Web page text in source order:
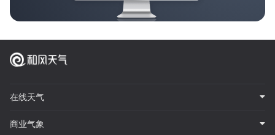
在线天气
商业气象